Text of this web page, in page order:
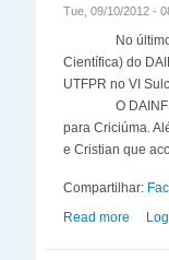
Tue, 09/10/2012 -
No último dia
Científica) do
UTFPR no VI
O DAINF
para Criciúma.
e Cristian que
Compartilhar:
Read more